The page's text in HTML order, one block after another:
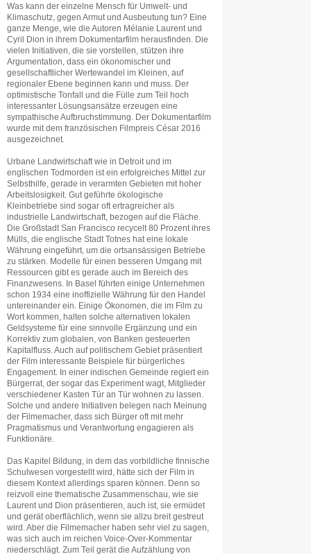
Was kann der einzelne Mensch für Umwelt- und
Klimaschutz, gegen Armut und Ausbeutung tun? Eine
ganze Menge, wie die Autoren Mélanie Laurent und
Cyril Dion in ihrem Dokumentarfilm herausfinden. Die
vielen Initiativen, die sie vorstellen, stützen ihre
Argumentation, dass ein ökonomischer und
gesellschaftlicher Wertewandel im Kleinen, auf
regionaler Ebene beginnen kann und muss. Der
optimistische Tonfall und die Fülle zum Teil hoch
interessanter Lösungsansätze erzeugen eine
sympathische Aufbruchstimmung. Der Dokumentarfilm
wurde mit dem französischen Filmpreis César 2016
ausgezeichnet.
Urbane Landwirtschaft wie in Detroit und im
englischen Todmorden ist ein erfolgreiches Mittel zur
Selbsthilfe, gerade in verarmten Gebieten mit hoher
Arbeitslosigkeit. Gut geführte ökologische
Kleinbetriebe sind sogar oft ertragreicher als
industrielle Landwirtschaft, bezogen auf die Fläche.
Die Großstadt San Francisco recycelt 80 Prozent ihres
Mülls, die englische Stadt Totnes hat eine lokale
Währung eingeführt, um die ortsansässigen Betriebe
zu stärken. Modelle für einen besseren Umgang mit
Ressourcen gibt es gerade auch im Bereich des
Finanzwesens. In Basel führten einige Unternehmen
schon 1934 eine inoffizielle Währung für den Handel
untereinander ein. Einige Ökonomen, die im Film zu
Wort kommen, halten solche alternativen lokalen
Geldsysteme für eine sinnvolle Ergänzung und ein
Korrektiv zum globalen, von Banken gesteuerten
Kapitalfluss. Auch auf politischem Gebiet präsentiert
der Film interessante Beispiele für bürgerliches
Engagement. In einer indischen Gemeinde regiert ein
Bürgerrat, der sogar das Experiment wagt, Mitglieder
verschiedener Kasten Tür an Tür wohnen zu lassen.
Solche und andere Initiativen belegen nach Meinung
der Filmemacher, dass sich Bürger oft mit mehr
Pragmatismus und Verantwortung engagieren als
Funktionäre.
Das Kapitel Bildung, in dem das vorbildliche finnische
Schulwesen vorgestellt wird, hätte sich der Film in
diesem Kontext allerdings sparen können. Denn so
reizvoll eine thematische Zusammenschau, wie sie
Laurent und Dion präsentieren, auch ist, sie ermüdet
und gerät oberflächlich, wenn sie allzu breit gestreut
wird. Aber die Filmemacher haben sehr viel zu sagen,
was sich auch im reichen Voice-Over-Kommentar
niederschlägt. Zum Teil gerät die Aufzählung von